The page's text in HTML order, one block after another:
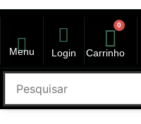
Menu Login
0
Carrinho